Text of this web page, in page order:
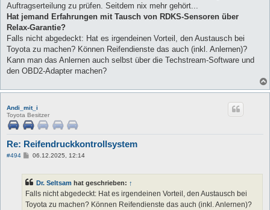
Auftragserteilung zu prüfen. Seitdem nix mehr gehört...
Hat jemand Erfahrungen mit Tausch von RDKS-Sensoren über
Relax-Garantie?
Falls nicht abgedeckt: Hat es irgendeinen Vorteil, den Austausch bei
Toyota zu machen? Können Reifendienste das auch (inkl. Anlernen)?
Kann man das Anlernen auch selbst über die Techstream-Software und
den OBD2-Adapter machen?
Andi_mit_i
Toyota Besitzer
Re: Reifendruckkontrollsystem
#494
B
r
a
g
06.12.2025, 12:14
Dr. Seltsam hat geschrieben: ↑
Falls nicht abgedeckt: Hat es irgendeinen Vorteil, den Austausch bei
Toyota zu machen? Können Reifendienste das auch (inkl. Anlernen)?